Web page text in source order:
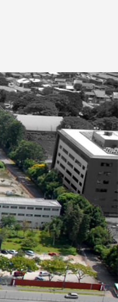
AGENDE UMA VISITA
MATRÍCULAS